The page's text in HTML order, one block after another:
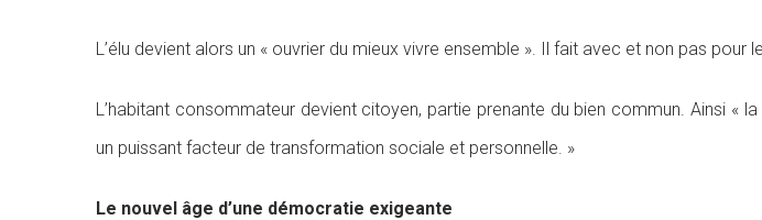
L’élu devient alors un « ouvrier du mieux vivre ensemble ». Il fait avec et non pas
L’habitant consommateur devient citoyen, partie prenante du bien commun. Ainsi «
un puissant facteur de transformation sociale et personnelle. »
Le nouvel âge d’une démocratie exigeante